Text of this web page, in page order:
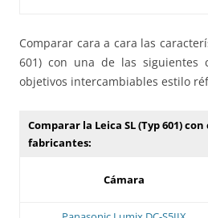
Comparar cara a cara las
601) con una de las siguientes
objetivos intercambiables estilo
Comparar la Leica SL (Typ 601)
fabricantes:
Cámara